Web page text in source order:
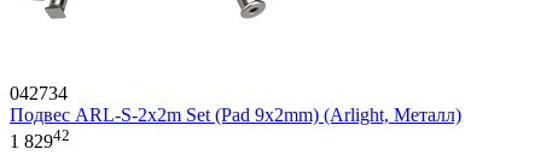
042734
Подвес ARL-S-2x2m Set (Pad 9x2mm) (Arlight, Металл)
1 82942